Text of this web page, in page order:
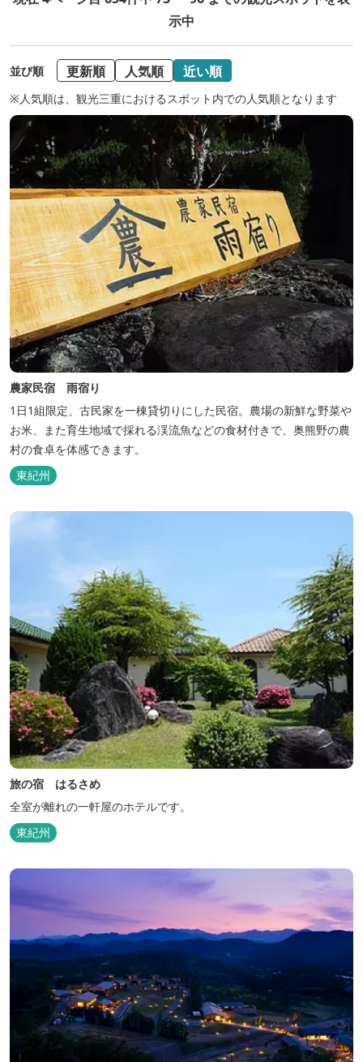
示中
並び順 更新順 人気順 近い順
※人気順は、観光三重におけるスポット内での人気順となります
農家民宿 雨宿り
1日1組限定、古民家を一棟貸切りにした民宿。農場の新鮮な野菜や
お米、また育生地域で採れる渓流魚などの食材付きで、奥熊野の農
村の食卓を体感できます。
東紀州
旅の宿 はるさめ
全室が離れの一軒屋のホテルです。
東紀州